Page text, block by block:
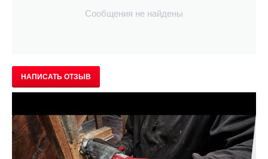
Сообщения не найдены
НАПИСАТЬ ОТЗЫВ